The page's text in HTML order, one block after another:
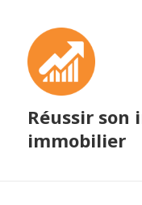
Réussir son
immobilier